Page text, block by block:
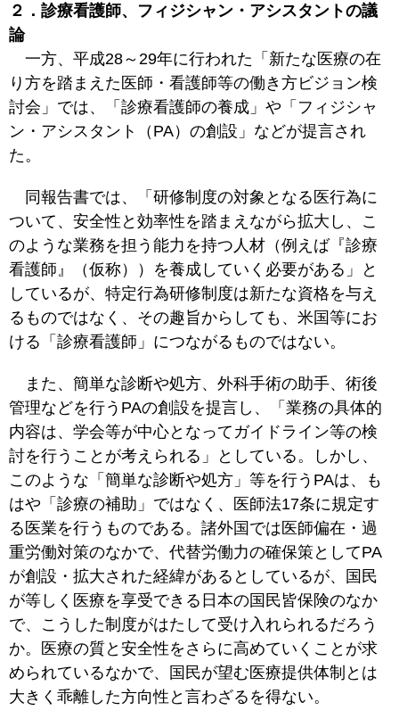
２．診療看護師、フィジシャン・アシスタントの議
論
一方、平成28～29年に行われた「新たな医療の在
り方を踏まえた医師・看護師等の働き方ビジョン検
討会」では、「診療看護師の養成」や「フィジシャ
ン・アシスタント（PA）の創設」などが提言され
た。
同報告書では、「研修制度の対象となる医行為に
ついて、安全性と効率性を踏まえながら拡大し、こ
のような業務を担う能力を持つ人材（例えば『診療
看護師』（仮称））を養成していく必要がある」と
しているが、特定行為研修制度は新たな資格を与え
るものではなく、その趣旨からしても、米国等にお
ける「診療看護師」につながるものではない。
また、簡単な診断や処方、外科手術の助手、術後
管理などを行うPAの創設を提言し、「業務の具体的
内容は、学会等が中心となってガイドライン等の検
討を行うことが考えられる」としている。しかし、
このような「簡単な診断や処方」等を行うPAは、も
はや「診療の補助」ではなく、医師法17条に規定す
る医業を行うものである。諸外国では医師偏在・過
重労働対策のなかで、代替労働力の確保策としてPA
が創設・拡大された経緯があるとしているが、国民
が等しく医療を享受できる日本の国民皆保険のなか
で、こうした制度がはたして受け入れられるだろう
か。医療の質と安全性をさらに高めていくことが求
められているなかで、国民が望む医療提供体制とは
大きく乖離した方向性と言わざるを得ない。